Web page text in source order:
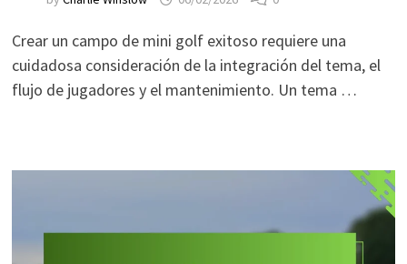
Crear un campo de mini golf exitoso requiere una
cuidadosa consideración de la integración del tema, el
flujo de jugadores y el mantenimiento. Un tema …